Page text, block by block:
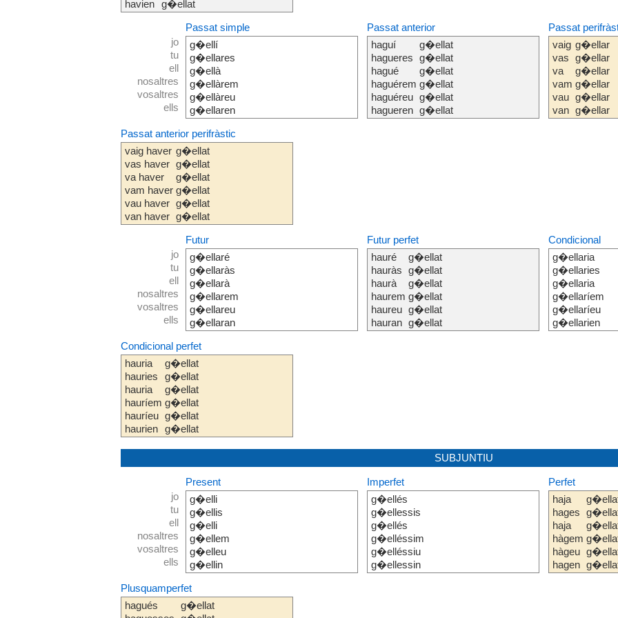
havien
g�ellat
jo
tu
ell
nosaltres
vosaltres
ells
Passat simple
g�ellí
g�ellares
g�ellà
g�ellàrem
g�ellàreu
g�ellaren
Passat anterior
haguí
hagueres
hagué
haguérem
haguéreu
hagueren
g�ellat
g�ellat
g�ellat
g�ellat
g�ellat
g�ellat
Passat
vaig
vas
va
vam
vau
van
g�ellar
g�ellar
g�ellar
g�ellar
g�ellar
g�ellar
Passat anterior perifràstic
vaig haver
vas haver
va haver
vam haver
vau haver
van haver
g�ellat
g�ellat
g�ellat
g�ellat
g�ellat
g�ellat
jo
tu
ell
nosaltres
vosaltres
ells
Futur
g�ellaré
g�ellaràs
g�ellarà
g�ellarem
g�ellareu
g�ellaran
Futur perfet
hauré
hauràs
haurà
haurem
haureu
hauran
g�ellat
g�ellat
g�ellat
g�ellat
g�ellat
g�ellat
Condicional
g�ellaria
g�ellaries
g�ellaria
g�ellaríem
g�ellaríeu
g�ellarien
Condicional perfet
hauria
hauries
hauria
hauríem
hauríeu
haurien
g�ellat
g�ellat
g�ellat
g�ellat
g�ellat
g�ellat
SUBJUNTIU
jo
tu
ell
nosaltres
vosaltres
ells
Present
g�elli
g�ellis
g�elli
g�ellem
g�elleu
g�ellin
Imperfet
g�ellés
g�ellessis
g�ellés
g�elléssim
g�elléssiu
g�ellessin
Perfet
haja
hages
haja
hàgem
hàgeu
hagen
Plusquamperfet
hagués
g�ellat